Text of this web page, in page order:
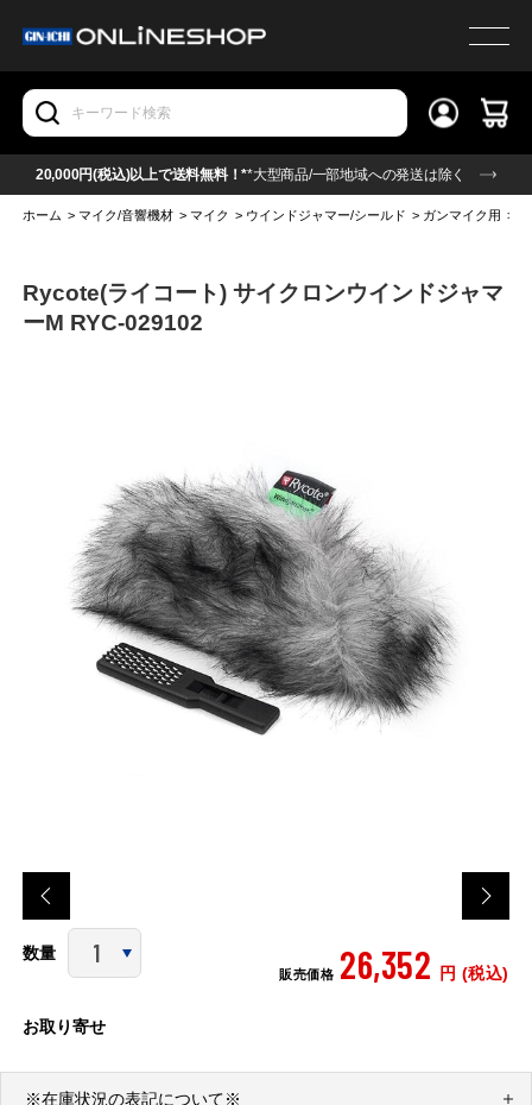
20,000円(税込)以上で送料無料！**大型商品/一部地域への発送は除く
ホーム >マイク/音響機材 >マイク > ウインドジャマー/シールド > ガンマイク用 >
Rycote(ライコート) サイクロンウインドジャマ
ーM RYC-029102
数量
販売価格 26,352 円 (税込)
お取り寄せ
※在庫状況の表記について※